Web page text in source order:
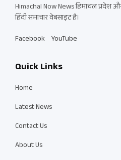
Himachal Now News हिमाचल प्रदेश
हिंदी समाचार वेबसाइट है।
Facebook YouTube
Quick Links
Home
Latest News
Contact Us
About Us